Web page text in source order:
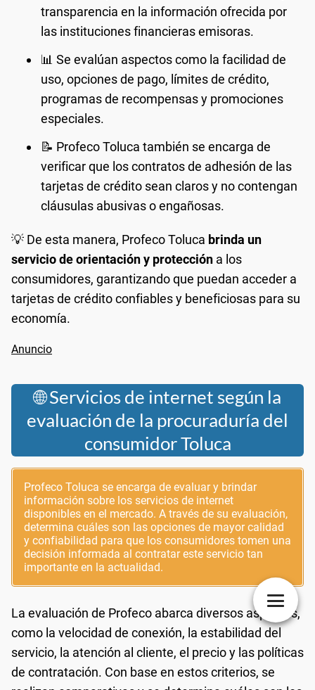
transparencia en la información ofrecida por
las instituciones financieras emisoras.
📊 Se evalúan aspectos como la facilidad de
uso, opciones de pago, límites de crédito,
programas de recompensas y promociones
especiales.
📝 Profeco Toluca también se encarga de
verificar que los contratos de adhesión de las
tarjetas de crédito sean claros y no contengan
cláusulas abusivas o engañosas.
💡 De esta manera, Profeco Toluca brinda un
servicio de orientación y protección a los
consumidores, garantizando que puedan acceder a
tarjetas de crédito confiables y beneficiosas para su
economía.
🌐 Servicios de internet según la
evaluación de la procuraduría del
consumidor Toluca
Profeco Toluca se encarga de evaluar y brindar
información sobre los servicios de internet
disponibles en el mercado. A través de su evaluación,
determina cuáles son las opciones de mayor calidad
y confiabilidad para que los consumidores tomen una
decisión informada al contratar este servicio tan
importante en la actualidad.
La evaluación de Profeco abarca diversos aspectos,
como la velocidad de conexión, la estabilidad del
servicio, la atención al cliente, el precio y las políticas
de contratación. Con base en estos criterios, se